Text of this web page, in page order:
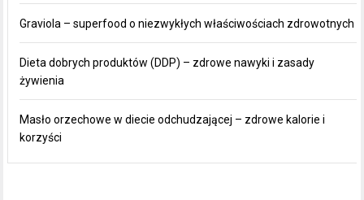
Graviola – superfood o niezwykłych właściwościach zdrowotnych
Dieta dobrych produktów (DDP) – zdrowe nawyki i zasady
żywienia
Masło orzechowe w diecie odchudzającej – zdrowe kalorie i
korzyści